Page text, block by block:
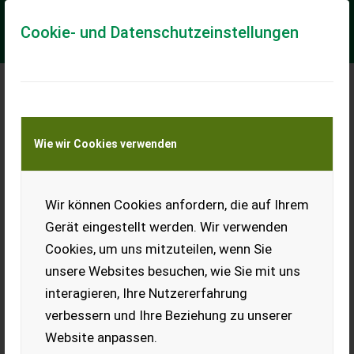
Cookie- und Datenschutzeinstellungen
Wie wir Cookies verwenden
Wir können Cookies anfordern, die auf Ihrem
Gerät eingestellt werden. Wir verwenden
Cookies, um uns mitzuteilen, wenn Sie
unsere Websites besuchen, wie Sie mit uns
interagieren, Ihre Nutzererfahrung
verbessern und Ihre Beziehung zu unserer
Website anpassen.
Meine Transportkostenanfrage
Transport von Land- und Baumaschinen –
KEINE Tiertransporte
Sonstige Plog 2 skjærs
== Mer informasjon (NO) == merke: Plog Description Older
plow for sale Has been standing for a number of years Ready
EUR 1.000